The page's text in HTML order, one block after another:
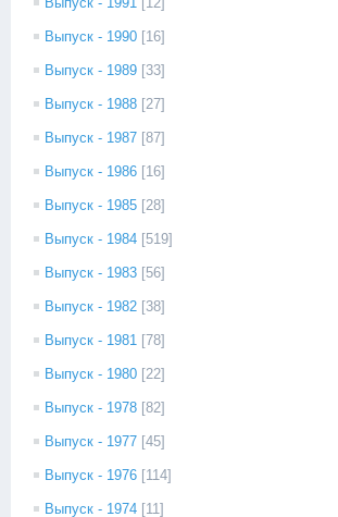
Выпуск - 1990 [16]
Выпуск - 1989 [33]
Выпуск - 1988 [27]
Выпуск - 1987 [87]
Выпуск - 1986 [16]
Выпуск - 1985 [28]
Выпуск - 1984 [519]
Выпуск - 1983 [56]
Выпуск - 1982 [38]
Выпуск - 1981 [78]
Выпуск - 1980 [22]
Выпуск - 1978 [82]
Выпуск - 1977 [45]
Выпуск - 1976 [114]
Выпуск - 1974 [11]